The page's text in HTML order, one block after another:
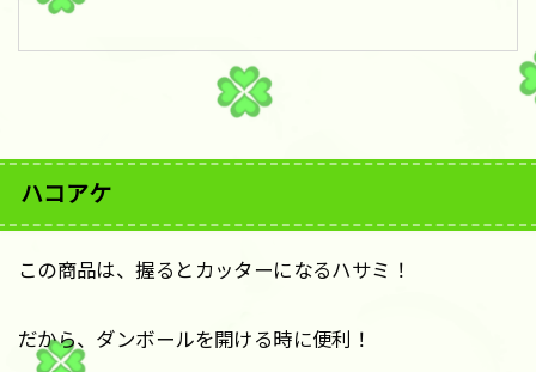
ハコアケ
この商品は、握るとカッターになるハサミ！
だから、ダンボールを開ける時に便利！